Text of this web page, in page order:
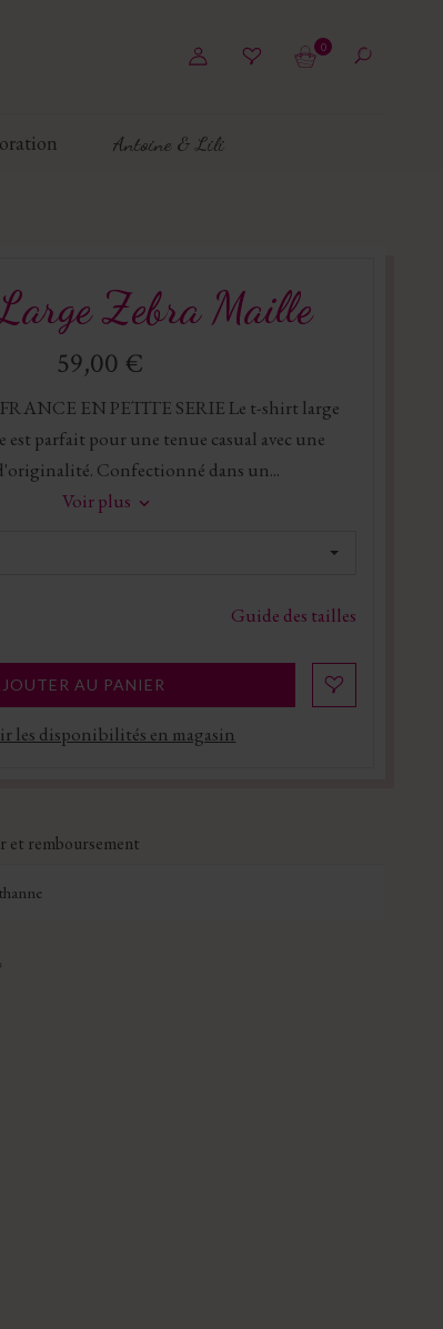
0
Antoine & Lili
Zebra Maille
59,00 €
EN PETITE SERIE Le t-shirt large
est parfait pour une tenue casual avec une
Confectionné dans un...
Voir plus
Guide des tailles
AU PANIER
les disponibilités en magasin
et remboursement